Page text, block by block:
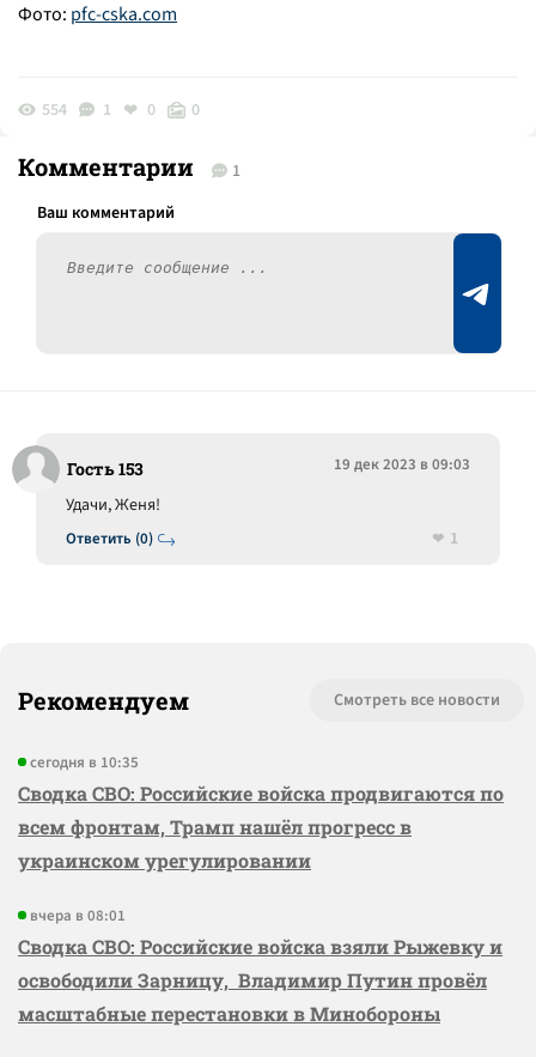
Фото: pfc-cska.com
554 1 0 0
Комментарии 1
Гость 153 19 дек 2023 в 09:03
Ответить (0)
Удачи, Женя!
1
Рекомендуем Смотреть все новости
сегодня в 10:35
Сводка СВО: Российские войска продвигаются по
всем фронтам, Трамп нашёл прогресс в
украинском урегулировании
вчера в 08:01
Сводка СВО: Российские войска взяли Рыжевку и
освободили Зарницу, Владимир Путин провёл
масштабные перестановки в Минобороны